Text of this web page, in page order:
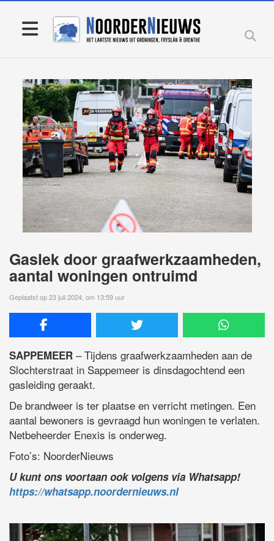
Gaslek door graafwerkzaamheden,
aantal woningen ontruimd
Geplaatst op 23 juli 2024, om 13:59 uur
SAPPEMEER – Tijdens graafwerkzaamheden aan de
Slochterstraat in Sappemeer is dinsdagochtend een
gasleiding geraakt.
De brandweer is ter plaatse en verricht metingen. Een
aantal bewoners is gevraagd hun woningen te verlaten.
Netbeheerder Enexis is onderweg.
Foto’s: NoorderNieuws
U kunt ons voortaan ook volgens via Whatsapp!
https://whatsapp.noordernieuws.nl